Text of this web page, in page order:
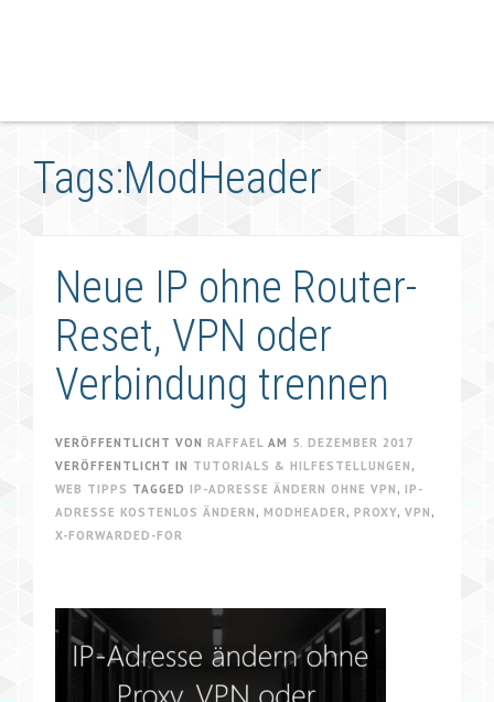
Tags:ModHeader
Neue IP ohne Router-
Reset, VPN oder
Verbindung trennen
VERÖFFENTLICHT VON RAFFAEL AM 5. DEZEMBER 2017
VERÖFFENTLICHT IN TUTORIALS & HILFESTELLUNGEN ,
WEB TIPPS TAGGED IP-ADRESSE ÄNDERN OHNE VPN , IP-
ADRESSE KOSTENLOS ÄNDERN , MODHEADER, PROXY, VPN ,
X-FORWARDED-FOR